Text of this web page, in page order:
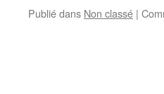
Publié dans Non classé |